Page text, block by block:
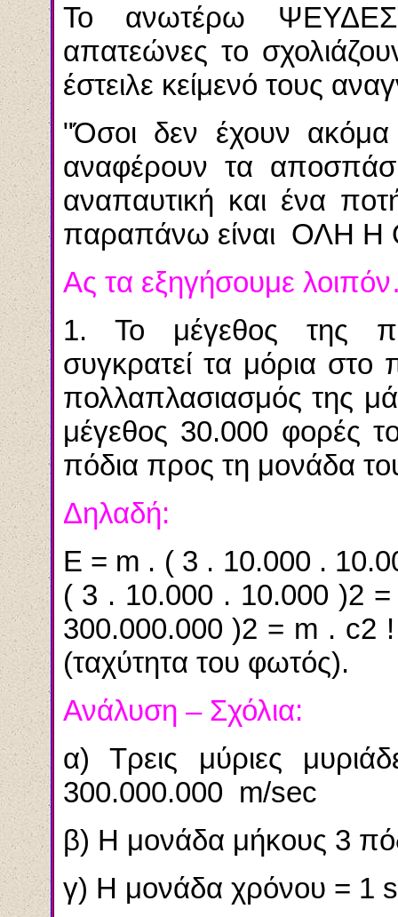
Το ανωτέρω ΨΕΥΔΕΣ
απατεώνες το
έστειλε κείμενό τους
"Όσοι δεν έχουν ακόμα
αναφέρουν τα
αναπαυτική και ένα
παραπάνω είναι ΟΛΗ
Ας τα εξηγήσουμε
1. Το μέγεθος της
συγκρατεί τα μόρια στο
πολλαπλασιασμός της
μέγεθος 30.000 φορές
πόδια προς τη μονάδα
Δηλαδή:
E = m . ( 3 . 10.000 .
( 3 . 10.000 . 10.000 )2
300.000.000 )2 = m . c2
(ταχύτητα του φωτός).
Ανάλυση – Σχόλια:
α) Τρεις μύριες
300.000.000 m/sec
β) Η μονάδα μήκους 3
γ) Η μονάδα χρόνου = 1